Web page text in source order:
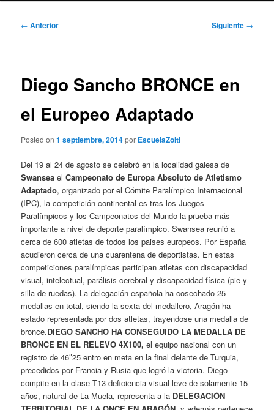
Navegación
← Anterior Siguiente →
Diego Sancho BRONCE en
el Europeo Adaptado
Posted on1 septiembre, 2014por EscuelaZoiti
Del 19 al 24 de agosto se celebró en la localidad galesa de
SwanseaelCampeonato de Europa Absoluto de Atletismo
Adaptado, organizado por el Cómite Paralímpico Internacional
(IPC), la competición continental es tras los Juegos
Paralímpicos y los Campeonatos del Mundo la prueba más
importante a nivel de deporte paralímpico. Swansea reunió a
cerca de 600 atletas de todos los paises europeos. Por España
acudieron cerca de una cuarentena de deportistas. En estas
competiciones paralímpicas participan atletas con discapacidad
visual, intelectual, parálisis cerebral y discapacidad física (pie y
silla de ruedas). La delegación española ha cosechado 25
medallas en total, siendo la sexta del medallero, Aragón ha
estado representada por dos atletas, trayendose una medalla de
bronce.DIEGO SANCHO HA CONSEGUIDO LA MEDALLA DE
BRONCE EN EL RELEVO 4X100,el equipo nacional con un
registro de 46″25 entro en meta en la final delante de Turquia,
precedidos por Francia y Rusia que logró la victoria. Diego
compite en la clase T13 deficiencia visual leve de solamente 15
años, natural de La Muela, representa a la DELEGACIÓN